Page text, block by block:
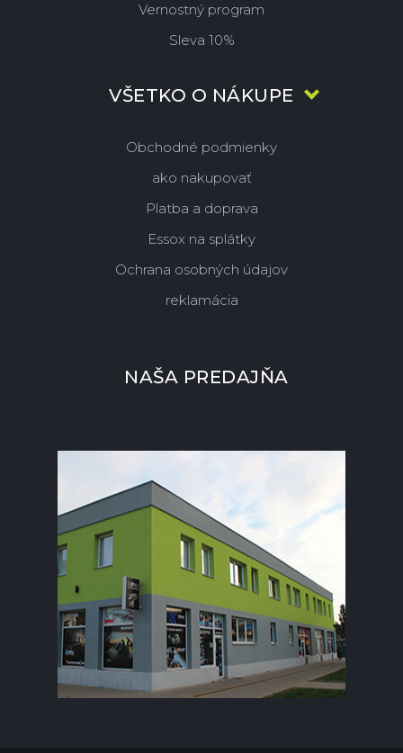
Vernostný program
Sleva 10%
VŠETKO O NÁKUPE
Obchodné podmienky
ako nakupovať
Platba a doprava
Essox na splátky
Ochrana osobných údajov
reklamácia
NAŠA PREDAJŇA